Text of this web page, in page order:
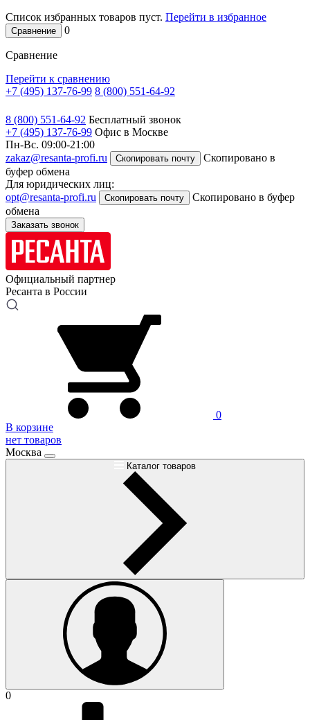
Список избранных товаров пуст. Перейти в избранное
Сравнение 0
Сравнение
Перейти к сравнению
+7 (495) 137-76-99 8 (800) 551-64-92
8 (800) 551-64-92 Бесплатный звонок
+7 (495) 137-76-99 Офис в Москве
Пн-Вс. 09:00-21:00
zakaz@resanta-profi.ru
Скопировать почту
Скопировано в
буфер обмена
Для юридических лиц:
opt@resanta-profi.ru
Скопировать почту
Скопировано в буфер
обмена
Заказать звонок
Официальный партнер
Ресанта в России
0
В корзине
нет товаров
Москва
Каталог товаров
0